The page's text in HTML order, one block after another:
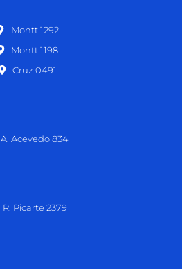
Montt 1292
Montt 1198
Cruz 0491
A. Acevedo 834
R. Picarte 2379